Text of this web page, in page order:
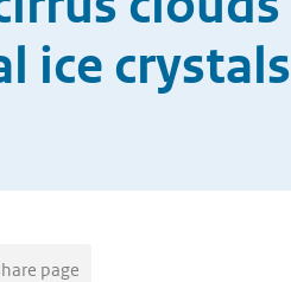
ice crystals
page